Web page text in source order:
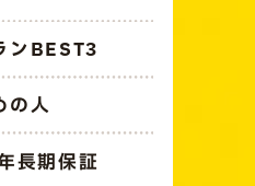
ンBEST3
の人
長期保証